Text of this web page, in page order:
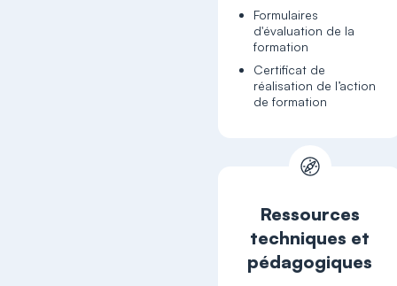
Formulaires
d'évaluation de la
formation
Certificat de
réalisation de l’action
de formation
Ressources
techniques et
pédagogiques